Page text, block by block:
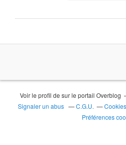
Voir le profil de sur le portail Overblog
Signaler un abus
C.G.U.
Préférences